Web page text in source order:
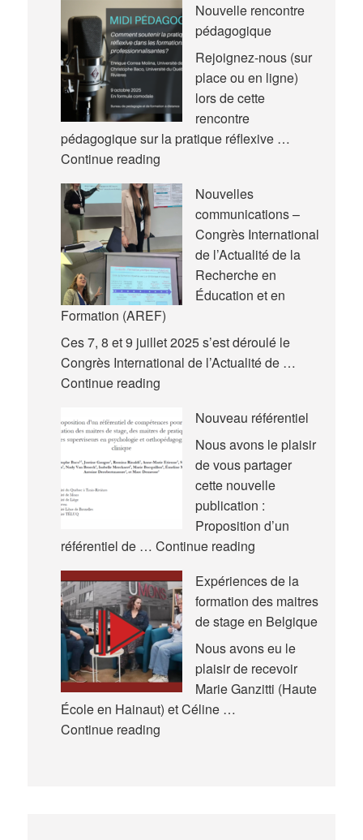
Nouvelle rencontre
pédagogique
Rejoignez-nous (sur
place ou en ligne)
lors de cette
rencontre
pédagogique sur la pratique réflexive …
Continue readingNouvelle
pédagogique
Nouvelles
communications –
Congrès International
de l’Actualité de la
Recherche en
Éducation et en
Formation (AREF)
Ces 7, 8 et 9 juillet 2025 s’est déroulé le
Congrès International de l’Actualité de …
Continue readingNouvelles
–
Congrès
International
l’Actualité
la
en
Éducation
et
en
Formation
(AREF)
Nouveau référentiel
Nous avons le plaisir
de vous partager
cette nouvelle
publication :
Proposition d’un
référentiel de … Continue readingNouveau
Expériences de la
formation des maitres
de stage en Belgique
Nous avons eu le
plaisir de recevoir
Marie Ganzitti (Haute
École en Hainaut) et Céline …
Continue readingExpériences